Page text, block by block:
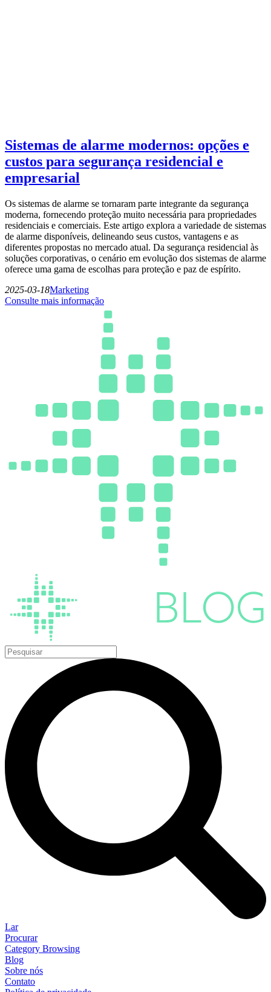
Sistemas de alarme modernos: opções e
custos para segurança residencial e
empresarial
Os sistemas de alarme se tornaram parte integrante da segurança
moderna, fornecendo proteção muito necessária para propriedades
residenciais e comerciais. Este artigo explora a variedade de sistemas
de alarme disponíveis, delineando seus custos, vantagens e as
diferentes propostas no mercado atual. Da segurança residencial às
soluções corporativas, o cenário em evolução dos sistemas de alarme
oferece uma gama de escolhas para proteção e paz de espírito.
2025-03-18Marketing
Consulte mais informação
Lar
Procurar
Category Browsing
Blog
Sobre nós
Contato